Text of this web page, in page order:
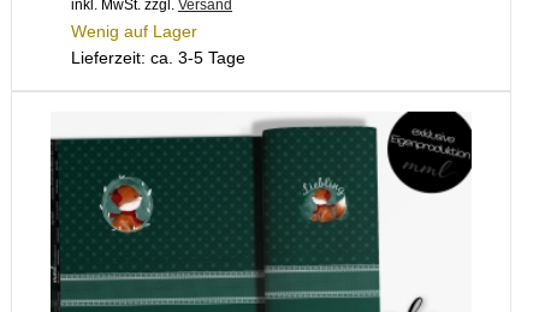
inkl. MwSt. zzgl. Versand
Wenig auf Lager
Lieferzeit: ca. 3-5 Tage